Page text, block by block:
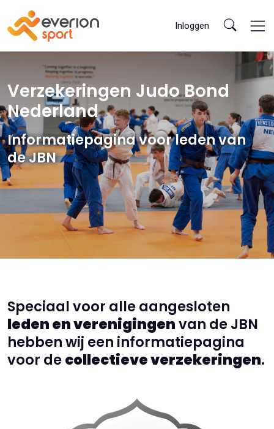
Inloggen
Verzekeringen Judo Bond
Nederland
Informatiepagina voor leden van
de JBN
Speciaal voor alle aangesloten
leden en verenigingenvan de JBN
hebben wij een informatiepagina
voor decollectieve verzekeringen.